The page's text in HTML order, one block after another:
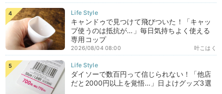
キャンドゥで見つけて飛びついた！「キャッ
プ使うのは抵抗が…」毎日気持ちよく使える
専用コップ
叶こはく
2026/08/04 08:00
ダイソーで数百円って信じられない！「他店
だと2000円以上を覚悟…」日よけグッズ3選